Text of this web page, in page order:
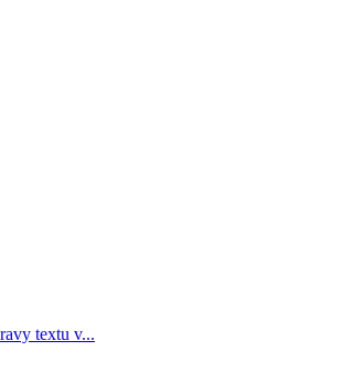
textu v...